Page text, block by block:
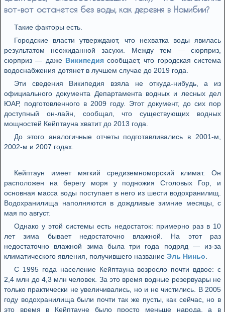
вот-вот останется без воды, как деревня в Намибии?
Такие факторы есть.
Городские власти утверждают, что нехватка воды явилась
результатом неожиданной засухи. Между тем — сюрприз,
сюрприз — даже Википедиясообщает, что городская система
водоснабжения дотянет в лучшем случае до 2019 года.
Эти сведения Википедия взяла не откуда-нибудь, а из
официального документа Департамента водных и лесных дел
ЮАР, подготовленного в 2009 году. Этот документ, до сих пор
доступный он-лайн, сообщал, что существующих водных
мощностей Кейптауна хватит до 2013 года.
До этого аналогичные отчеты подготавливались в 2001-м,
2002-м и 2007 годах.
Кейптаун имеет мягкий средиземноморский климат. Он
расположен на берегу моря у подножия Столовых Гор, и
основная масса воды поступает в него из шести водохранилищ.
Водохранилища наполняются в дождливые зимние месяцы, с
мая по август.
Однако у этой системы есть недостаток: примерно раз в 10
лет зима бывает недостаточно влажной. На этот раз
недостаточно влажной зима была три года подряд — из-за
климатического явления, получившего название Эль Ниньо
С 1995 года население Кейптауна возросло почти вдвое: с
2,4 млн до 4,3 млн человек. За это время водные резервуары не
только практически не увеличивались, но и не чистились. В 2005
году водохранилища были почти так же пусты, как сейчас, но в
это время в Кейптауне было просто меньше народа, а в